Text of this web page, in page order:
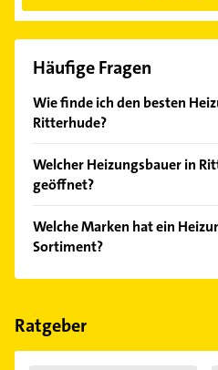
Häufige Fragen
Wie finde ich den besten
Ritterhude?
Kundenmeinungen und
Empfehlungen. Die
Welcher Heizungsbauer in
geöffnet?
Bitte beachten Sie, dass diese
Feiertagen abweichen können.
Welche Marken hat ein
Sortiment?
Der Heizungsbauer verkauft
Ratgeber